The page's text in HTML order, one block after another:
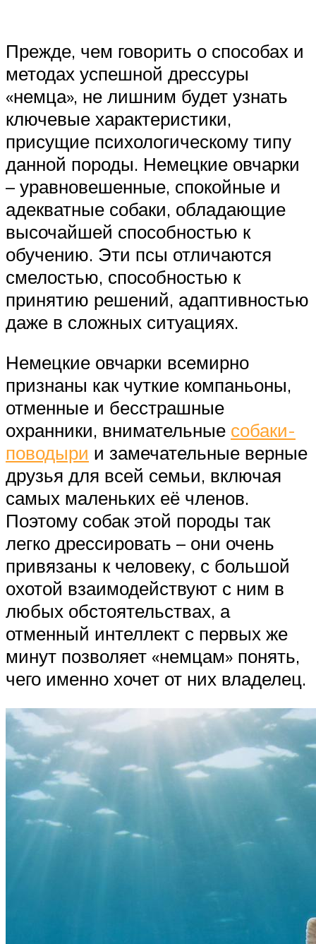
Прежде, чем говорить о способах и
методах успешной дрессуры
«немца», не лишним будет узнать
ключевые характеристики,
присущие психологическому типу
данной породы. Немецкие овчарки
– уравновешенные, спокойные и
адекватные собаки, обладающие
высочайшей способностью к
обучению. Эти псы отличаются
смелостью, способностью к
принятию решений, адаптивностью
даже в сложных ситуациях.
Немецкие овчарки всемирно
признаны как чуткие компаньоны,
отменные и бесстрашные
охранники, внимательные собаки-
поводыри и замечательные верные
друзья для всей семьи, включая
самых маленьких её членов.
Поэтому собак этой породы так
легко дрессировать – они очень
привязаны к человеку, с большой
охотой взаимодействуют с ним в
любых обстоятельствах, а
отменный интеллект с первых же
минут позволяет «немцам» понять,
чего именно хочет от них владелец.